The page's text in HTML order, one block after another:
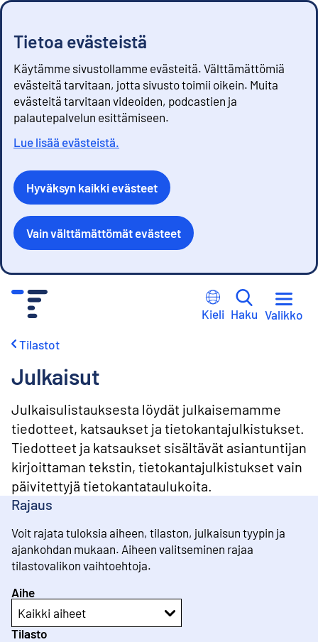
Tietoa evästeistä
Käytämme sivustollamme evästeitä. Välttämättömiä
evästeitä tarvitaan, jotta sivusto toimii oikein. Muita
evästeitä tarvitaan videoiden, podcastien ja
palautepalvelun esittämiseen.
Lue lisää evästeistä.
Hyväksyn kaikki evästeet
Vain välttämättömät evästeet
Kieli Haku Valikko
Tilastot
Julkaisut
Julkaisulistauksesta löydät julkaisemamme
tiedotteet, katsaukset ja tietokantajulkistukset.
Tiedotteet ja katsaukset sisältävät asiantuntijan
kirjoittaman tekstin, tietokantajulkistukset vain
päivitettyjä tietokantataulukoita.
Rajaus
Voit rajata tuloksia aiheen, tilaston, julkaisun tyypin ja
ajankohdan mukaan. Aiheen valitseminen rajaa
tilastovalikon vaihtoehtoja.
Aihe
Kaikki aiheet
Tilasto